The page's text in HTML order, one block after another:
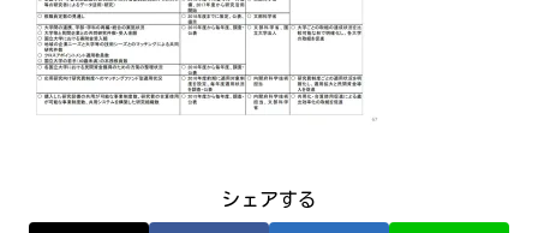
シェアする